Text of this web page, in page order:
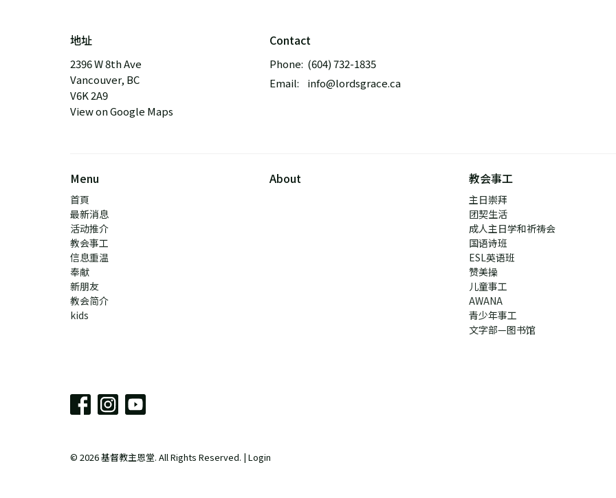
地址
2396 W 8th Ave
Vancouver, BC
V6K 2A9
View on Google Maps
Contact
Phone: (604) 732-1835
Email: info@lordsgrace.ca
Menu
首頁
最新消息
活动推介
教会事工
信息重温
奉献
新朋友
教会简介
kids
About 教会事工
主日崇拜
团契生活
成人主日学和祈祷会
国语诗班
ESL英语班
赞美操
儿童事工
AWANA
青少年事工
文字部—图书馆
© 2026 基督教主恩堂. All Rights Reserved. | Login